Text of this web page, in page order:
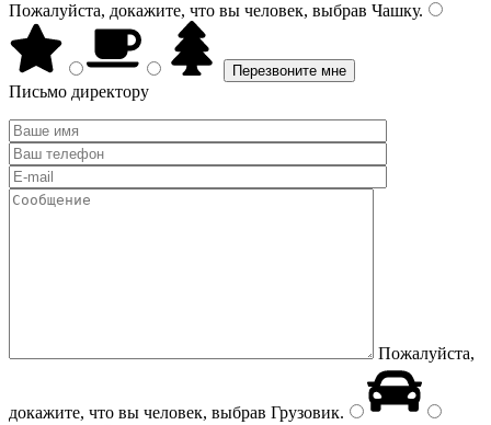
Пожалуйста, докажите, что вы человек, выбрав Чашку.
Письмо директору
Пожалуйста,
докажите, что вы человек, выбрав Грузовик.